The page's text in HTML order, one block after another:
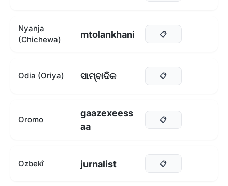
Nyanja
(Chichewa)
mtolankhani 📋
Odia (Oriya) ସାମ୍ବାଦିକ 📋
Oromo
gaazexeess
aa
📋
Ozbekî jurnalist 📋